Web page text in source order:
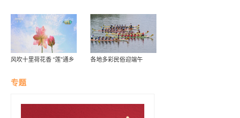
风吹十里荷花香 “莲”通乡
各地多彩民俗迎端午
专题